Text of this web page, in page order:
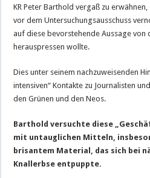
KR Peter Barthold vergaß zu
vor dem Untersuchungsausschuss
auf diese bevorstehende Aussage von
herauspressen wollte.
Dies unter seinem nachzuweisenden
intensiven“ Kontakte zu Journalisten
den Grünen und den Neos.
Barthold versuchte diese
mit untauglichen Mitteln,
brisantem Material, das sich bei
Knallerbse entpuppte.